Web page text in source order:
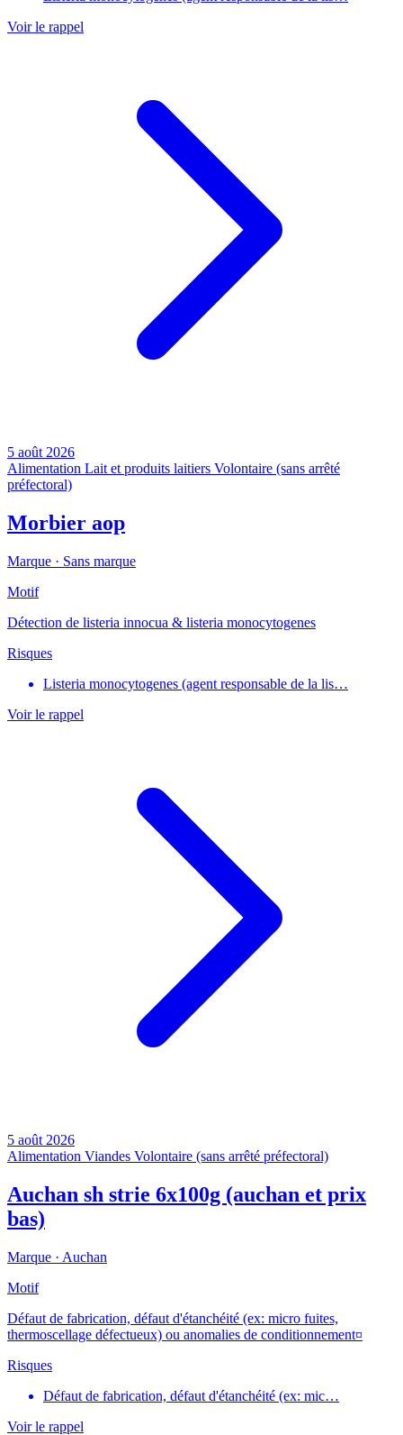
Voir le rappel
5 août 2026
Alimentation Lait et produits laitiers Volontaire (sans arrêté
préfectoral)
Morbier aop
Marque · Sans marque
Motif
Détection de listeria innocua & listeria monocytogenes
Risques
Listeria monocytogenes (agent responsable de la lis…
Voir le rappel
5 août 2026
Alimentation Viandes Volontaire (sans arrêté préfectoral)
Auchan sh strie 6x100g (auchan et prix
bas)
Marque · Auchan
Motif
Défaut de fabrication, défaut d'étanchéité (ex: micro fuites,
thermoscellage défectueux) ou anomalies de conditionnement¤
Risques
Défaut de fabrication, défaut d'étanchéité (ex: mic…
Voir le rappel